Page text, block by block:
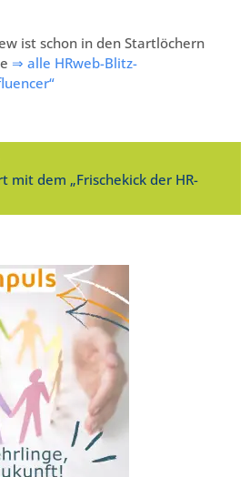
ist schon in den Startlöchern
⇒ alle HRweb-Blitz-
mit dem „Frischekick der HR-